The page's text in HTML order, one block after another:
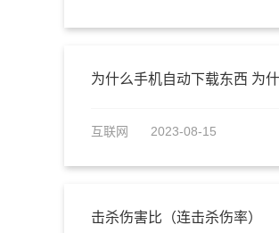
为什么手机自动下载东西 为
互联网 2023-08-15
击杀伤害比（连击杀伤率）